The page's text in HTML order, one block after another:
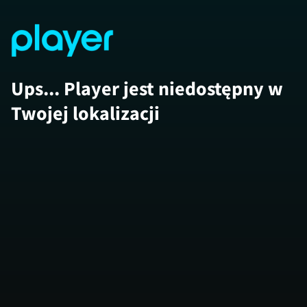
Ups... Player jest niedostępny w
Twojej lokalizacji